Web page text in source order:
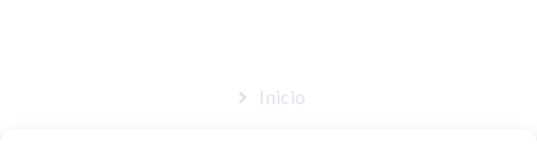
Inicio